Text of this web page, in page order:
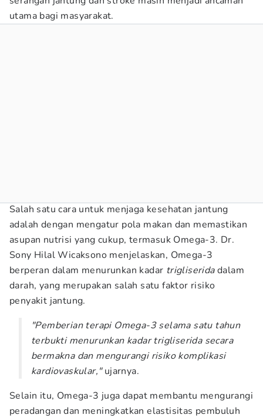
utama bagi masyarakat.
Salah satu cara untuk menjaga kesehatan jantung
adalah dengan mengatur pola makan dan memastikan
asupan nutrisi yang cukup, termasuk Omega-3. Dr.
Sony Hilal Wicaksono menjelaskan, Omega-3
berperan dalam menurunkan kadar trigliseridadalam
darah, yang merupakan salah satu faktor risiko
penyakit jantung.
"Pemberian terapi Omega-3 selama satu tahun
terbukti menurunkan kadar trigliserida secara
bermakna dan mengurangi risiko komplikasi
kardiovaskular,"ujarnya.
Selain itu, Omega-3 juga dapat membantu mengurangi
peradangan dan meningkatkan elastisitas pembuluh